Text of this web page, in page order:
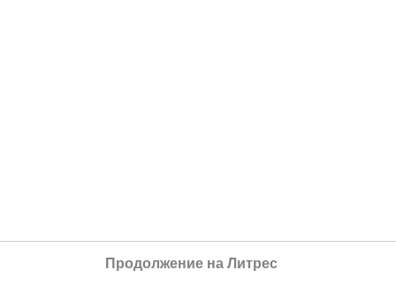
Продолжение на Литрес